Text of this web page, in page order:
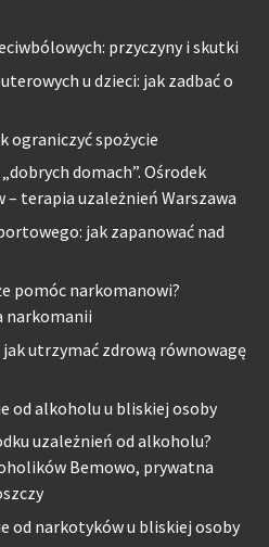
przyczyny i skutki
u dzieci: jak zadbać o
ograniczyć spożycie
domach”. Ośrodek
terapia uzależnień Warszawa
jak zapanować nad
pomóc narkomanowi?
narkomanii
utrzymać zdrową równowagę
od alkoholu u bliskiej osoby
uzależnień od alkoholu?
Bemowo, prywatna
od narkotyków u bliskiej osoby